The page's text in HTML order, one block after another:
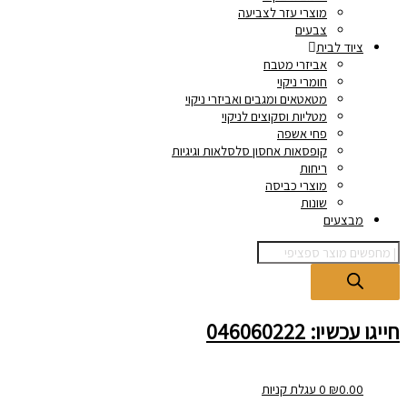
מוצרי עזר לצביעה
צבעים
ציוד לבית
אביזרי מטבח
חומרי ניקוי
מטאטאים ומגבים ואביזרי ניקוי
מטליות וסקוצים לניקוי
פחי אשפה
קופסאות אחסון סלסלאות וגיגיות
ריחות
מוצרי כביסה
שונות
מבצעים
חייגו עכשיו: 046060222
₪0.00
0 עגלת קניות